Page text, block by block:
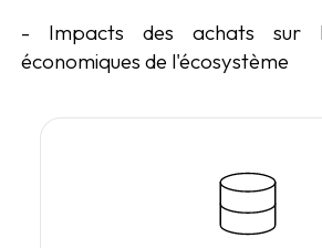
- Impacts des achats sur
économiques de l'écosystème